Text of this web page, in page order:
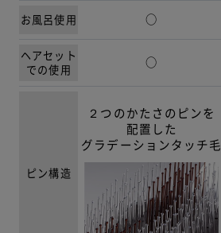
お風呂使用 ○
ヘアセット
での使用
○
ピン構造
２つのかたさのピンを
配置した
グラデーションタッチ毛